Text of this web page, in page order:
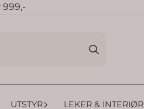
999,-
UTSTYR LEKER & INTERIØR